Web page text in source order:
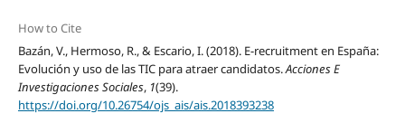
How to Cite
Bazán, V., Hermoso, R., & Escario, I. (2018). E-recruitment en España:
Evolución y uso de las TIC para atraer candidatos.Acciones E
Investigaciones Sociales, 1(39).
https://doi.org/10.26754/ojs_ais/ais.2018393238